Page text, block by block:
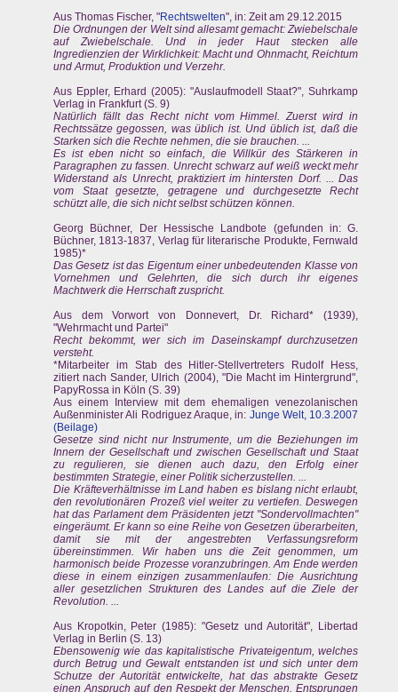
Aus Thomas Fischer, "Rechtswelten", in: Zeit am 29.12.2015
Die Ordnungen der Welt sind allesamt gemacht: Zwiebelschale
auf Zwiebelschale. Und in jeder Haut stecken alle
Ingredienzien der Wirklichkeit: Macht und Ohnmacht, Reichtum
und Armut, Produktion und Verzehr.
Aus Eppler, Erhard (2005): "Auslaufmodell Staat?", Suhrkamp
Verlag in Frankfurt (S. 9)
Natürlich fällt das Recht nicht vom Himmel. Zuerst wird in
Rechtssätze gegossen, was üblich ist. Und üblich ist, daß die
Starken sich die Rechte nehmen, die sie brauchen. ...
Es ist eben nicht so einfach, die Willkür des Stärkeren in
Paragraphen zu fassen. Unrecht schwarz auf weiß weckt mehr
Widerstand als Unrecht, praktiziert im hintersten Dorf. ... Das
vom Staat gesetzte, getragene und durchgesetzte Recht
schützt alle, die sich nicht selbst schützen können.
Georg Büchner, Der Hessische Landbote (gefunden in: G.
Büchner, 1813-1837, Verlag für literarische Produkte, Fernwald
1985)*
Das Gesetz ist das Eigentum einer unbedeutenden Klasse von
Vornehmen und Gelehrten, die sich durch ihr eigenes
Machtwerk die Herrschaft zuspricht.
Aus dem Vorwort von Donnevert, Dr. Richard* (1939),
"Wehrmacht und Partei"
Recht bekommt, wer sich im Daseinskampf durchzusetzen
versteht.
*Mitarbeiter im Stab des Hitler-Stellvertreters Rudolf Hess,
zitiert nach Sander, Ulrich (2004), "Die Macht im Hintergrund",
PapyRossa in Köln (S. 39)
Aus einem Interview mit dem ehemaligen venezolanischen
Außenminister Ali Rodriguez Araque, in: Junge Welt, 10.3.2007
(Beilage)
Gesetze sind nicht nur Instrumente, um die Beziehungen im
Innern der Gesellschaft und zwischen Gesellschaft und Staat
zu regulieren, sie dienen auch dazu, den Erfolg einer
bestimmten Strategie, einer Politik sicherzustellen. ...
Die Kräfteverhältnisse im Land haben es bislang nicht erlaubt,
den revolutionären Prozeß viel weiter zu vertiefen. Deswegen
hat das Parlament dem Präsidenten jetzt "Sondervollmachten"
eingeräumt. Er kann so eine Reihe von Gesetzen überarbeiten,
damit sie mit der angestrebten Verfassungsreform
übereinstimmen. Wir haben uns die Zeit genommen, um
harmonisch beide Prozesse voranzubringen. Am Ende werden
diese in einem einzigen zusammenlaufen: Die Ausrichtung
aller gesetzlichen Strukturen des Landes auf die Ziele der
Revolution. ...
Aus Kropotkin, Peter (1985): "Gesetz und Autorität", Libertad
Verlag in Berlin (S. 13)
Ebensowenig wie das kapitalistische Privateigentum, welches
durch Betrug und Gewalt entstanden ist und sich unter dem
Schutze der Autorität entwickelte, hat das abstrakte Gesetz
einen Anspruch auf den Respekt der Menschen. Entsprungen